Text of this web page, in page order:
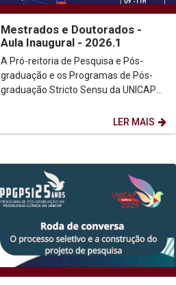
Mestrados e Doutorados -
Aula Inaugural - 2026.1
A Pró-reitoria de Pesquisa e Pós-
graduação e os Programas de Pós-
graduação Stricto Sensu da UNICAP
discentes para Aula Inaugural...LER MAIS